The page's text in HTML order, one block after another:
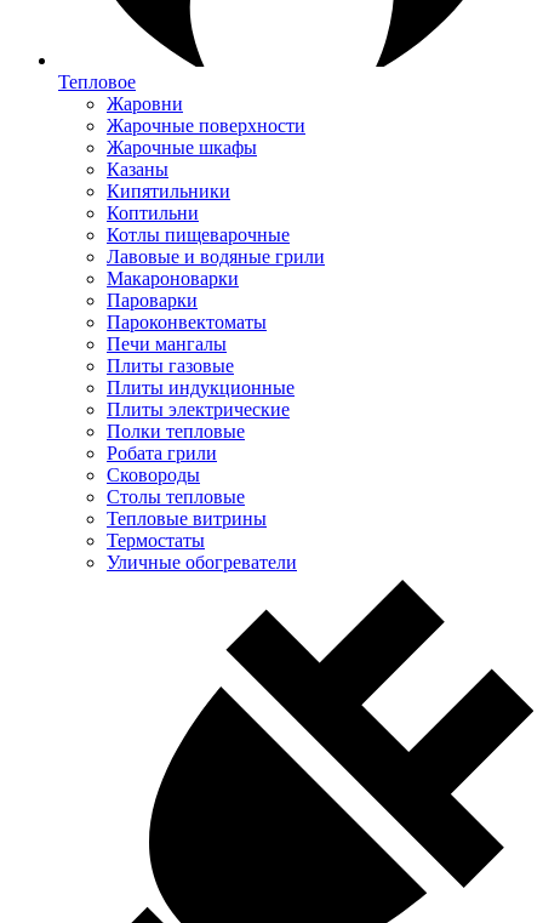
Тепловое
Жаровни
Жарочные поверхности
Жарочные шкафы
Казаны
Кипятильники
Коптильни
Котлы пищеварочные
Лавовые и водяные грили
Макароноварки
Пароварки
Пароконвектоматы
Печи мангалы
Плиты газовые
Плиты индукционные
Плиты электрические
Полки тепловые
Робата грили
Сковороды
Столы тепловые
Тепловые витрины
Термостаты
Уличные обогреватели